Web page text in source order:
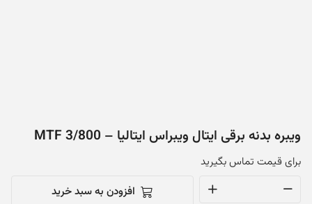
ویبره بدنه برقی ایتال ویبراس ایتالیا – MTF 3/800
برای قیمت تماس بگیرید
افزودن به سبد خرید